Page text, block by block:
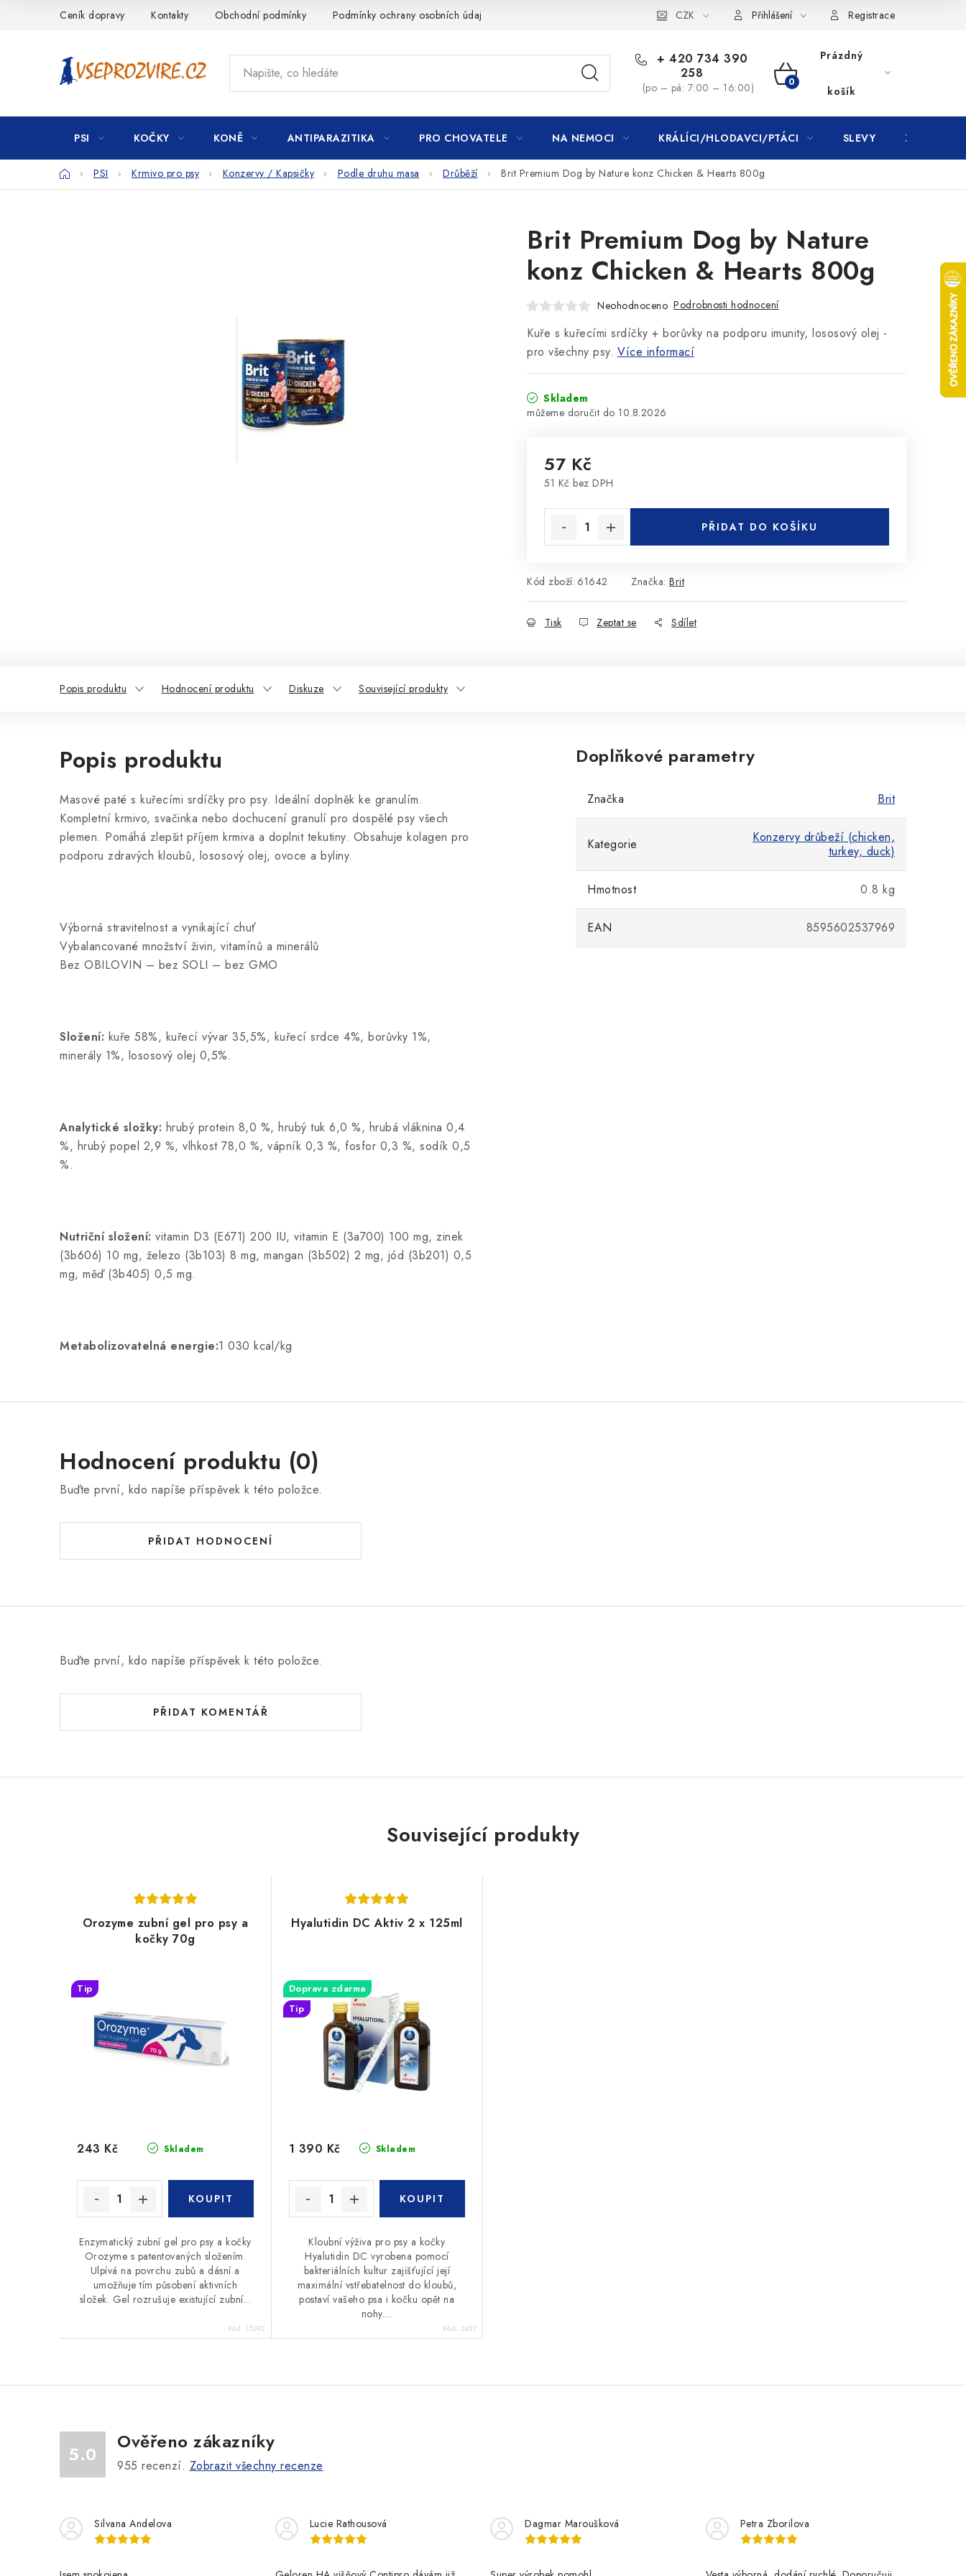
Ceník dopravy Kontakty Obchodní podmínky Podmínky ochrany osobních údajů CZK Přihlášení Registrace
+ 420 734 390
258
(po – pá: 7:00 – 16:00)
NÁKUPNÍ
KOŠÍK
Prázdný
košík
PSI KOČKY KONĚ ANTIPARAZITIKA PRO CHOVATELE NA NEMOCI KRÁLÍCI/HLODAVCI/PTÁCI SLEVY ZNAČKY
DomůPSI Krmivo pro psy Konzervy / Kapsičky Podle druhu masa Drůběží Brit Premium Dog by Nature konz Chicken & Hearts 800g
Brit Premium Dog by Nature
konz Chicken & Hearts 800g
Neohodnoceno Podrobnosti hodnocení
Kuře s kuřecími srdíčky + borůvky na podporu imunity, lososový olej -
pro všechny psy. Více informací
Skladem
10.8.2026
57 Kč
51 Kč bez DPH
PŘIDAT DO KOŠÍKU
Kód zboží: 61642 Značka: Brit
Tisk Zeptat se Sdílet
Popis produktu Hodnocení produktu Diskuze Související produkty
Popis produktu
Masové paté s kuřecími srdíčky pro psy. Ideální doplněk ke granulím.
Kompletní krmivo, svačinka nebo dochucení granulí pro dospělé psy všech
plemen. Pomáhá zlepšit příjem krmiva a doplnit tekutiny. Obsahuje kolagen pro
podporu zdravých kloubů, lososový olej, ovoce a byliny.
Výborná stravitelnost a vynikající chuť
Vybalancované množství živin, vitamínů a minerálů
Bez OBILOVIN – bez SOLI – bez GMO
Složení: kuře 58%, kuřecí vývar 35,5%, kuřecí srdce 4%, borůvky 1%,
minerály 1%, lososový olej 0,5%.
Analytické složky: hrubý protein 8,0 %, hrubý tuk 6,0 %, hrubá vláknina 0,4
%, hrubý popel 2,9 %, vlhkost 78,0 %, vápník 0,3 %, fosfor 0,3 %, sodík 0,5
%.
Nutriční složení: vitamin D3 (E671) 200 IU, vitamin E (3a700) 100 mg, zinek
(3b606) 10 mg, železo (3b103) 8 mg, mangan (3b502) 2 mg, jód (3b201) 0,5
mg, měď (3b405) 0,5 mg.
Metabolizovatelná energie:1 030 kcal/kg
Doplňkové parametry
Značka Brit
Kategorie
Konzervy drůbeží (chicken,
turkey, duck)
Hmotnost 0.8 kg
EAN 8595602537969
Hodnocení produktu (0)
Buďte první, kdo napíše příspěvek k této položce.
PŘIDAT HODNOCENÍ
Buďte první, kdo napíše příspěvek k této položce.
PŘIDAT KOMENTÁŘ
Související produkty
Orozyme zubní gel pro psy a
kočky 70g
Tip
Skladem
243 Kč
Enzymatický zubní gel pro psy a kočky
Orozyme s patentovaných složením.
Ulpívá na povrchu zubů a dásní a
umožňuje tím působení aktivních
složek. Gel rozrušuje existující zubní...
Kód: 15392
Hyalutidin DC Aktiv 2 x 125ml
Doprava zdarma
Tip
Skladem
1 390 Kč
Kloubní výživa pro psy a kočky
Hyalutidin DC vyrobena pomocí
bakteriálních kultur zajišťující její
maximální vstřebatelnost do kloubů,
postaví vašeho psa i kočku opět na
nohy....
Kód: 2427
5.0
Ověřeno zákazníky
955 recenzí. Zobrazit všechny recenze
Silvana Andelova Lucie Rathousová Dagmar Maroušková Petra Zborilova